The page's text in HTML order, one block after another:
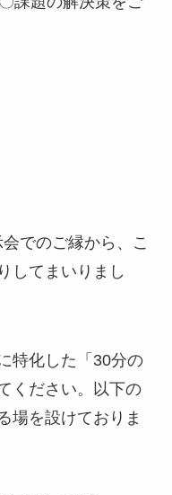
でのご縁から、こ
してまいりまし
特化した「30分の
ください。以下の
場を設けておりま